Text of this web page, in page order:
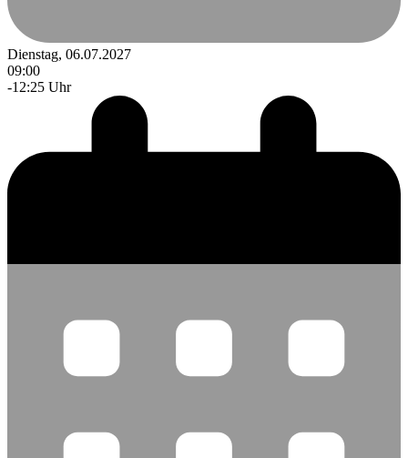
Dienstag, 06.07.2027
09:00
-12:25 Uhr